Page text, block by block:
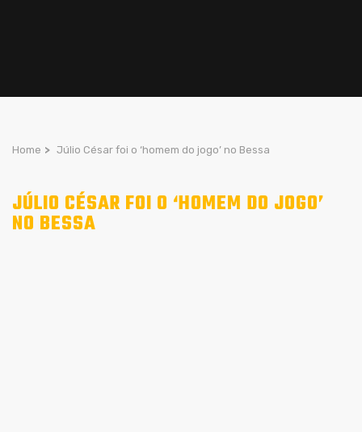
Home > Júlio César foi o ‘homem do jogo’ no Bessa
JÚLIO CÉSAR FOI O ‘HOMEM DO JOGO’
NO BESSA